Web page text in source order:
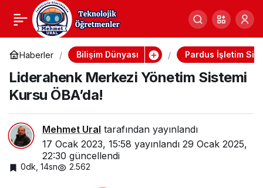
Haberler Bilişim Dünyası Pardus İşletim
Liderahenk Merkezi Yönetim Sistemi
Kursu ÖBA’da!
Mehmet Ural tarafından yayınlandı
17 Ocak 2023, 15:58 yayınlandı 29 Ocak 2025,
22:30 güncellendi
0dk, 14sn 2.562
Liderahenk Merkezi
Yönetim Sistemi Kursu
ÖBA’da!
0